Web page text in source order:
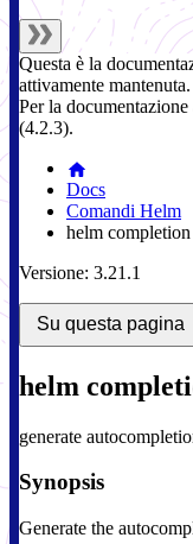
Questa è la
attivamente mantenuta.
Per la
(4.2.3).
Docs
Comandi Helm
helm
Versione: 3.21.1
Su questa pagina
helm
generate
Synopsis
Generate the